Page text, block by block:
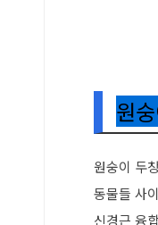
원
원숭이 두
동물들 사
신경근 융